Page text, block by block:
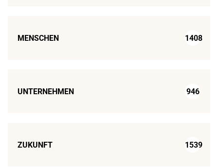
MENSCHEN 1408
UNTERNEHMEN 946
ZUKUNFT 1539